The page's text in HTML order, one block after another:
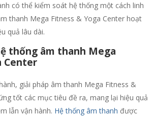
có thể kiểm soát hệ thống một cách linh
thanh Mega Fitness & Yoga Center hoạt
quả lâu dài.
thống âm thanh Mega
Center
giải pháp âm thanh Mega Fitness &
tốt các mục tiêu đề ra, mang lại hiệu quả
lẫn vận hành. Hệ thống âm thanh được